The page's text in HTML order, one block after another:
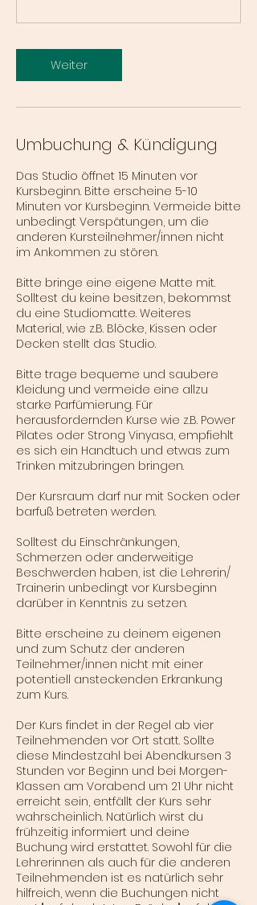
Weiter
Umbuchung & Kündigung
Das Studio öffnet 15 Minuten vor
Kursbeginn. Bitte erscheine 5-10
Minuten vor Kursbeginn. Vermeide bitte
unbedingt Verspätungen, um die
anderen Kursteilnehmer/innen nicht
im Ankommen zu stören.
Bitte bringe eine eigene Matte mit.
Solltest du keine besitzen, bekommst
du eine Studiomatte. Weiteres
Material, wie z.B. Blöcke, Kissen oder
Decken stellt das Studio.
Bitte trage bequeme und saubere
Kleidung und vermeide eine allzu
starke Parfümierung. Für
herausfordernden Kurse wie z.B. Power
Pilates oder Strong Vinyasa, empfiehlt
es sich ein Handtuch und etwas zum
Trinken mitzubringen bringen.
Der Kursraum darf nur mit Socken oder
barfuß betreten werden.
Solltest du Einschränkungen,
Schmerzen oder anderweitige
Beschwerden haben, ist die Lehrerin/
Trainerin unbedingt vor Kursbeginn
darüber in Kenntnis zu setzen.
Bitte erscheine zu deinem eigenen
und zum Schutz der anderen
Teilnehmer/innen nicht mit einer
potentiell ansteckenden Erkrankung
zum Kurs.
Der Kurs findet in der Regel ab vier
Teilnehmenden vor Ort statt. Sollte
diese Mindestzahl bei Abendkursen 3
Stunden vor Beginn und bei Morgen-
Klassen am Vorabend um 21 Uhr nicht
erreicht sein, entfällt der Kurs sehr
wahrscheinlich. Natürlich wirst du
frühzeitig informiert und deine
Buchung wird erstattet. Sowohl für die
Lehrerinnen als auch für die anderen
Teilnehmenden ist es natürlich sehr
hilfreich, wenn die Buchungen nicht